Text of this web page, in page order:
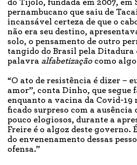
do Tijolo, fundada em 2007, em
pernambucano que saiu de
incansável certeza de que o
não era seu destino,
solo, o pensamento de outro
tangido do Brasil pela Ditadura
palavra alfabetização como
“O ato de resistência é dizer –
amor”, conta Dinho, que segue
enquanto a vacina da Covid-19
ficado surpreso com a ausência
pouco elogiosos, durante a
Freire é o algoz deste governo.
do envenenamento dessas
ofensa.”